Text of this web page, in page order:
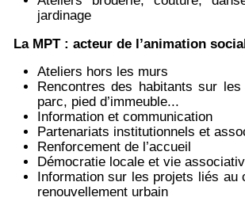
jardinage
La MPT : acteur de l’animation
Ateliers hors les murs
Rencontres des habitants sur
parc, pied d’immeuble...
Information et communication
Partenariats institutionnels et
Renforcement de l’accueil
Démocratie locale et vie
Information sur les projets liés au
renouvellement urbain